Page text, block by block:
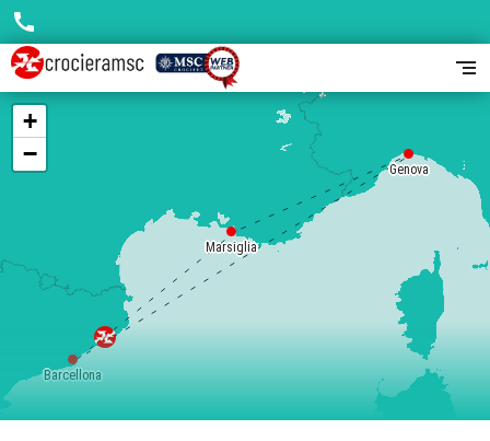
Marsiglia
Barcellona
Genova
+
−
call
segment